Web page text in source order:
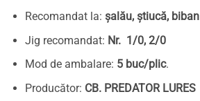
Recomandat la: șalău, știucă, biban
Jig recomandat: Nr. 1/0, 2/0
Mod de ambalare: 5 buc/plic.
Producător: CB. PREDATOR LURES